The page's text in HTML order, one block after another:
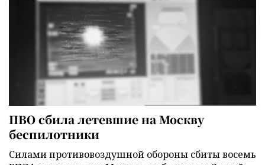
ПВО сбила летевшие на Москву
беспилотники
Силами противовоздушной обороны сбиты восемь